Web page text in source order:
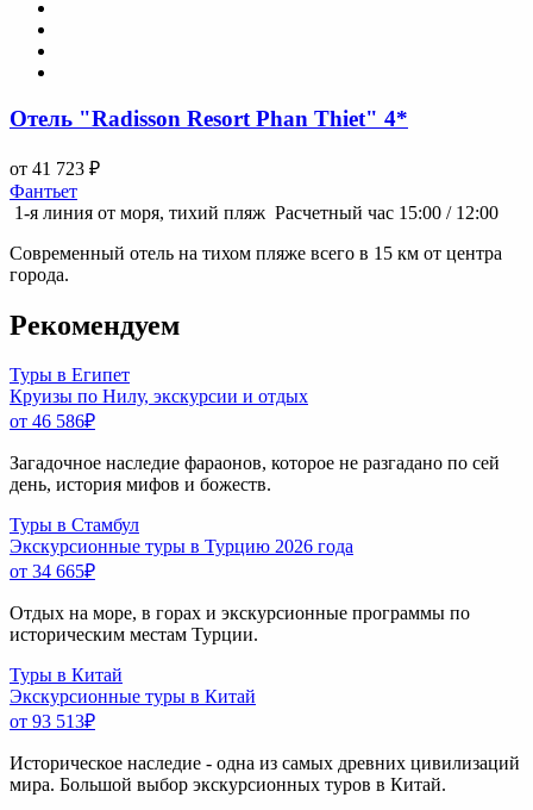
Отель "Radisson Resort Phan Thiet" 4*
от 41 723 ₽
Фантьет
1-я линия от моря, тихий пляж Расчетный час 15:00 / 12:00
Современный отель на тихом пляже всего в 15 км от центра
города.
Рекомендуем
Туры в Египет
Круизы по Нилу, экскурсии и отдых
от 46 586₽
Загадочное наследие фараонов, которое не разгадано по сей
день, история мифов и божеств.
Туры в Стамбул
Экскурсионные туры в Турцию 2026 года
от 34 665₽
Отдых на море, в горах и экскурсионные программы по
историческим местам Турции.
Туры в Китай
Экскурсионные туры в Китай
от 93 513₽
Историческое наследие - одна из самых древних цивилизаций
мира. Большой выбор экскурсионных туров в Китай.